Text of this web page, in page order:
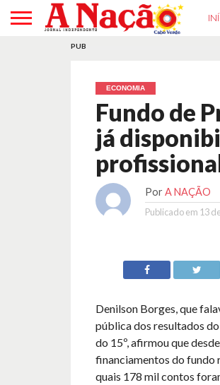
PUB
ECONOMIA
Fundo de
já
Por A NAÇÃO
Publicado em 13
Denilson Borges, que
pública dos resultados
do 15º, afirmou que
financiamentos do fundo
quais 178 mil contos